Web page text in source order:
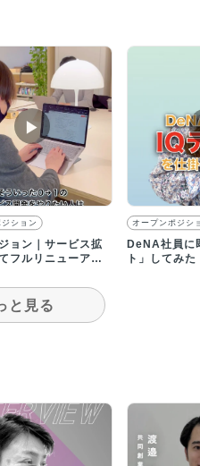
▶︎
ション
ョン｜サービス拡
フルリニューアル
オープンポジシ
DeNA社員に
ト」してみた
と見る